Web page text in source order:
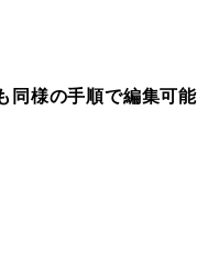
同様の手順で編集可能